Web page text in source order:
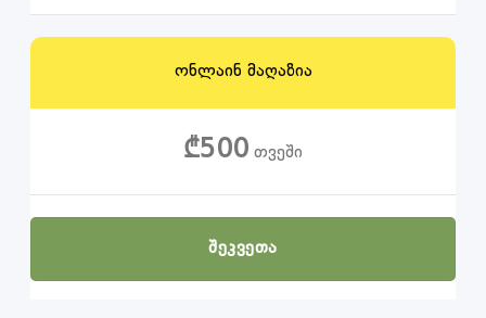
ონლაინ მაღაზია
₾500 თვეში
ᲨᲔᲙᲕᲔᲗᲐ